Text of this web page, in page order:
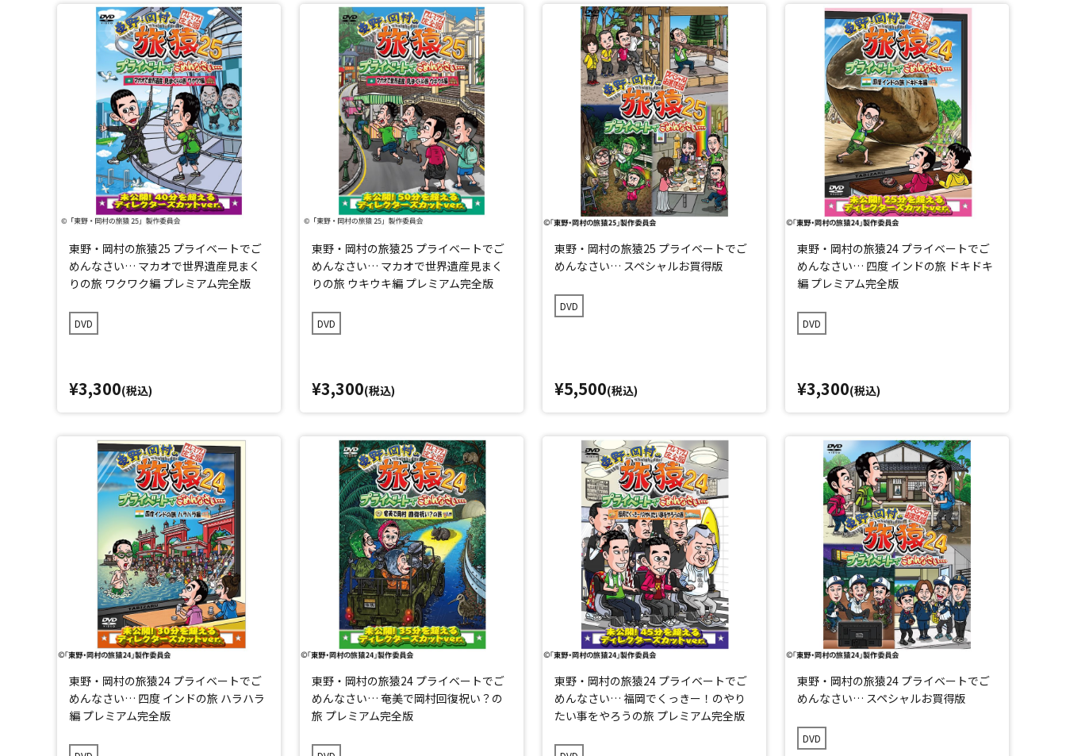
東野・岡村の旅猿25 プライベートでご
めんなさい… マカオで世界遺産見まく
りの旅 ワクワク編 プレミアム完全版
DVD
¥3,300(税込)
東野・岡村の旅猿25 プライベートでご
めんなさい… マカオで世界遺産見まく
りの旅 ウキウキ編 プレミアム完全版
DVD
¥3,300(税込)
東野・岡村の旅猿25 プライベートでご
めんなさい… スペシャルお買得版
DVD
¥5,500(税込)
東野・岡村の旅猿24 プライベートでご
めんなさい… 四度 インドの旅 ドキドキ
編 プレミアム完全版
DVD
¥3,300(税込)
東野・岡村の旅猿24 プライベートでご
めんなさい… 四度 インドの旅 ハラハラ
編 プレミアム完全版
東野・岡村の旅猿24 プライベートでご
めんなさい… 奄美で岡村回復祝い？の
旅 プレミアム完全版
東野・岡村の旅猿24 プライベートでご
めんなさい… 福岡でくっきー！のやり
たい事をやろうの旅 プレミアム完全版
東野・岡村の旅猿24 プライベートでご
めんなさい… スペシャルお買得版
DVD